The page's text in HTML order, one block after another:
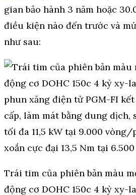
gian bảo hành 3 năm hoặc
điều kiện nào đến trước và
như sau:
Trái tim của phiên bản màu
động cơ DOHC 150c 4 kỳ xy-